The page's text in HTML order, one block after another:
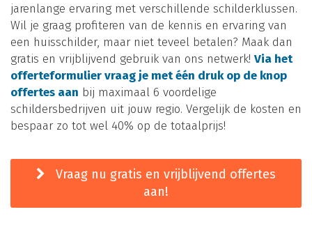
jarenlange ervaring met verschillende schilderklussen.
Wil je graag profiteren van de kennis en ervaring van
een huisschilder, maar niet teveel betalen? Maak dan
gratis en vrijblijvend gebruik van ons netwerk! Via het
offerteformulier vraag je met één druk op de knop
offertes aan bij maximaal 6 voordelige
schildersbedrijven uit jouw regio. Vergelijk de kosten en
bespaar zo tot wel 40% op de totaalprijs!
Vraag nu gratis en vrijblijvend offertes
aan!